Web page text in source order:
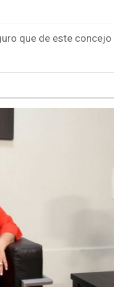
que de este concejo